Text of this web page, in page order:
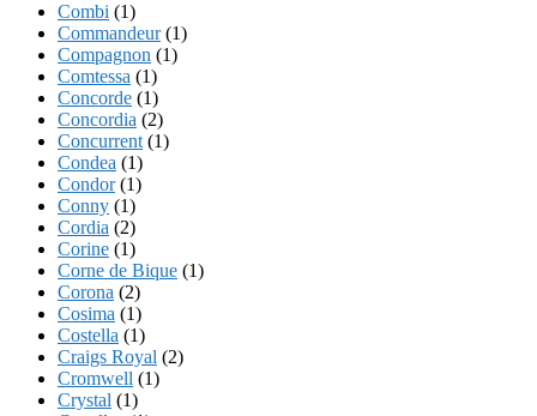
Combi (1)
Commandeur(1)
Compagnon (1)
Comtessa (1)
Concorde (1)
Concordia (2)
Concurrent (1)
Condea (1)
Condor(1)
Conny (1)
Cordia (2)
Corine (1)
Corne de Bique (1)
Corona (2)
Cosima (1)
Costella (1)
Craigs Royal (2)
Cromwell (1)
Crystal (1)